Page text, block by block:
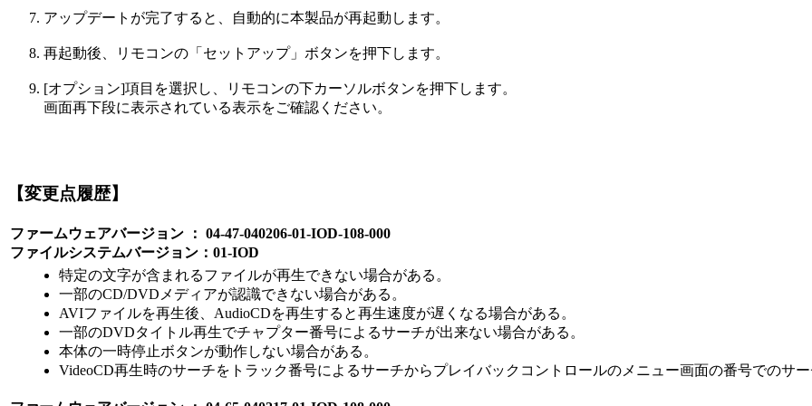
アップデートが完了すると、自動的に本製品が再起動します。
再起動後、リモコンの「セットアップ」ボタンを押下します。
[オプション]項目を選択し、リモコンの下カーソルボタンを押下します。
画面再下段に表示されている表示をご確認ください。
【変更点履歴】
ファームウェアバージョン ： 04-47-040206-01-IOD-108-000
ファイルシステムバージョン：01-IOD
特定の文字が含まれるファイルが再生できない場合がある。
一部のCD/DVDメディアが認識できない場合がある。
AVIファイルを再生後、AudioCDを再生すると再生速度が遅くなる場合がある。
一部のDVDタイトル再生でチャプター番号によるサーチが出来ない場合がある。
本体の一時停止ボタンが動作しない場合がある。
VideoCD再生時のサーチをトラック番号によるサーチからプレイバックコントロールのメニュー画面の番号でのサー